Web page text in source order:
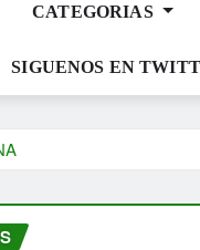
CATEGORIAS
SIGUENOS EN